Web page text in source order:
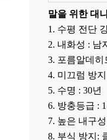
말을 위한 대
1. 수평 전단
2. 내화성 : 남
3. 포름알데히
4. 미끄럼 방
5. 수명 : 30년
6. 방충등급 :
7. 높은 내구
8. 부식 방지: